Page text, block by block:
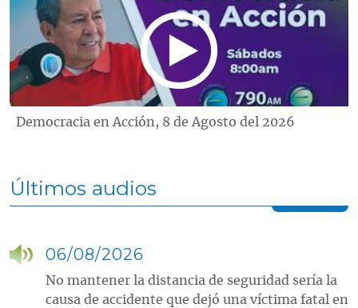
Democracia en Acción, 8 de Agosto del 2026
Últimos audios
06/08/2026
No mantener la distancia de seguridad sería la
causa de accidente que dejó una víctima fatal en